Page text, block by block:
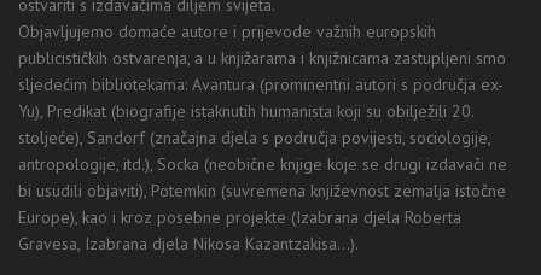
Objavljujemo domaće autore i prijevode važnih europskih
publicističkih ostvarenja, a u knjižarama i knjižnicama zastupljeni smo
sljedećim bibliotekama: Avantura (prominentni autori s područja ex-
Yu), Predikat (biografije istaknutih humanista koji su obilježili 20.
stoljeće), Sandorf (značajna djela s područja povijesti, sociologije,
antropologije, itd.), Socka (neobične knjige koje se drugi izdavači ne
bi usudili objaviti), Potemkin (suvremena književnost zemalja istočne
Europe), kao i kroz posebne projekte (Izabrana djela Roberta
Gravesa, Izabrana djela Nikosa Kazantzakisa...).